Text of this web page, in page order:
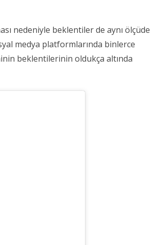
nedeniyle beklentiler de aynı ölçüde
medya platformlarında binlerce
beklentilerinin oldukça altında